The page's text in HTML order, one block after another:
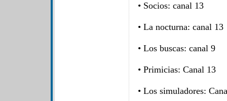
• Socios: canal 13
• La nocturna: canal 13
• Los buscas: canal 9
• Primicias: Canal 13
• Los simuladores: